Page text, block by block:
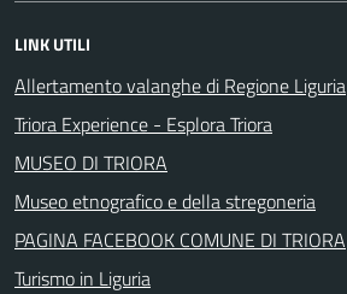
LINK UTILI
Allertamento valanghe di Regione Liguria
Triora Experience - Esplora Triora
MUSEO DI TRIORA
Museo etnografico e della stregoneria
PAGINA FACEBOOK COMUNE DI TRIORA
Turismo in Liguria